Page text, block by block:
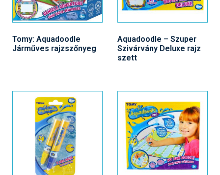
Tomy: Aquadoodle
Járműves rajzszőnyeg
Aquadoodle – Szuper
Szivárvány Deluxe rajz
szett